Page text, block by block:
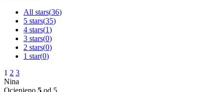
All stars(36)
5 stars(35)
4 stars(1)
3 stars(0)
2 stars(0)
1 star(0)
1 2 3
Nina
Ocjenjeno 5 od 5